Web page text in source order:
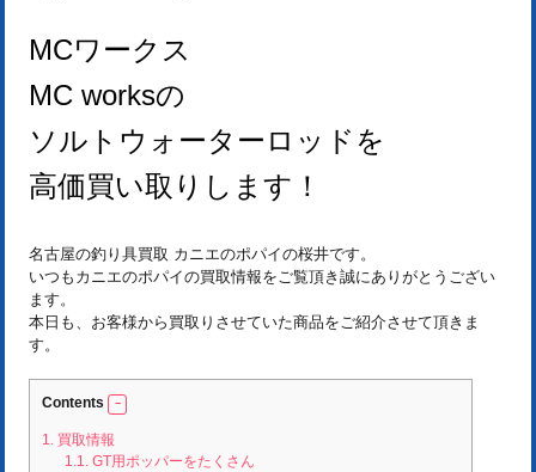
MCワークス
MC worksの
ソルトウォーターロッドを
高価買い取りします！
名古屋の釣り具買取 カニエのポパイの桜井です。
いつもカニエのポパイの買取情報をご覧頂き誠にありがとうござい
ます。
本日も、お客様から買取りさせていた商品をご紹介させて頂きま
す。
Contents
1. 買取情報
1.1.GT用ポッパーをたくさん